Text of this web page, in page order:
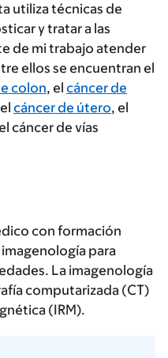
utiliza técnicas de
y tratar a las
de mi trabajo atender
ellos se encuentran el
colon, el cáncer de
cáncer de útero, el
cáncer de vías
con formación
para
La imagenología
computarizada (CT)
(IRM).